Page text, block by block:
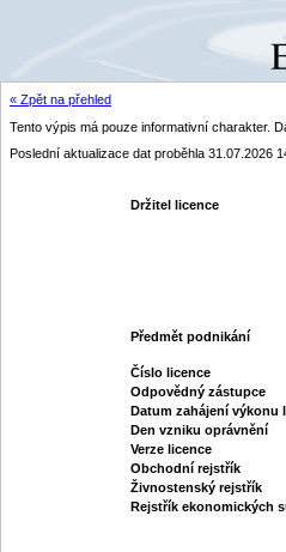
« Zpět na přehled
Tento výpis má pouze informativní charakter.
Poslední aktualizace dat proběhla 31.07.2026
Držitel licence
Předmět podnikání
Číslo licence
Odpovědný zástupce
Datum zahájení výkonu
Den vzniku oprávnění
Verze licence
Obchodní rejstřík
Živnostenský rejstřík
Rejstřík ekonomických